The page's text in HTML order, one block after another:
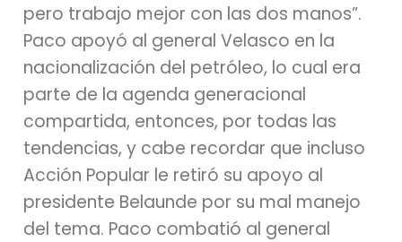
pero trabajo mejor con las dos manos”.
Paco apoyó al general Velasco en la
nacionalización del petróleo, lo cual era
parte de la agenda generacional
compartida, entonces, por todas las
tendencias, y cabe recordar que incluso
Acción Popular le retiró su apoyo al
presidente Belaunde por su mal manejo
del tema. Paco combatió al general